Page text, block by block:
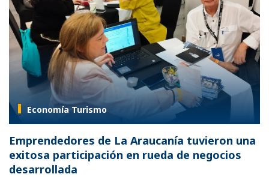
Economía Turismo
Emprendedores de La Araucanía tuvieron una
exitosa participación en rueda de negocios
desarrollada